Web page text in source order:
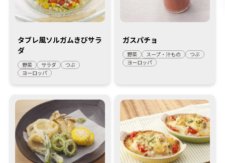
タブレ風ソルガムきびサラ
ダ
野菜 サラダ
つぶ
ヨーロッパ
ガスパチョ
野菜 スープ・汁もの
つぶ
ヨーロッパ